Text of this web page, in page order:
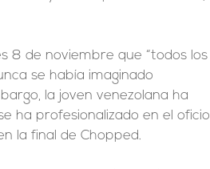
8 de noviembre que “todos los
se había imaginado
la joven venezolana ha
ha profesionalizado en el oficio
la final de Chopped.